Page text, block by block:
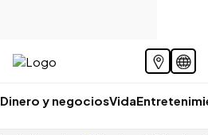
Dinero y negociosVida